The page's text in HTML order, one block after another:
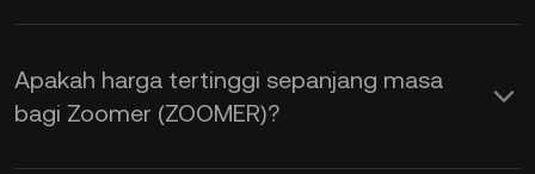
Apakah harga tertinggi sepanjang masa
bagi Zoomer (ZOOMER)?